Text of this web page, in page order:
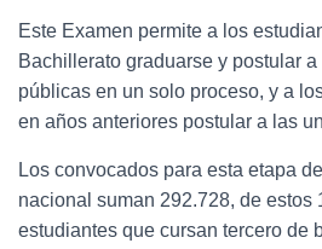
Este Examen permite a los
Bachillerato graduarse y postular
públicas en un solo proceso, y a
en años anteriores postular a las
Los convocados para esta etapa
nacional suman 292.728, de estos
estudiantes que cursan tercero de